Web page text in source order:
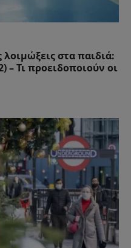
στα παιδιά:
– Τι προειδοποιούν οι